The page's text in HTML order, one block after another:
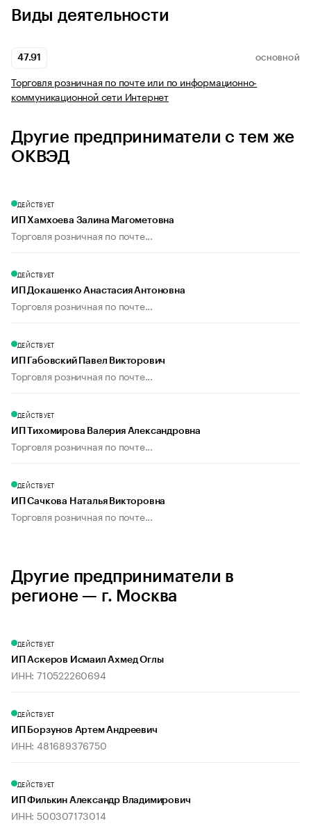
Виды деятельности
47.91 ОСНОВНОЙ
Торговля розничная по почте или по информационно-
коммуникационной сети Интернет
Другие предприниматели с тем же
ОКВЭД
ДЕЙСТВУЕТ
ИП Хамхоева Залина Магометовна
Торговля розничная по почте...
ДЕЙСТВУЕТ
ИП Докашенко Анастасия Антоновна
Торговля розничная по почте...
ДЕЙСТВУЕТ
ИП Габовский Павел Викторович
Торговля розничная по почте...
ДЕЙСТВУЕТ
ИП Тихомирова Валерия Александровна
Торговля розничная по почте...
ДЕЙСТВУЕТ
ИП Сачкова Наталья Викторовна
Торговля розничная по почте...
Другие предприниматели в
регионе — г. Москва
ДЕЙСТВУЕТ
ИП Аскеров Исмаил Ахмед Оглы
ИНН: 710522260694
ДЕЙСТВУЕТ
ИП Борзунов Артем Андреевич
ИНН: 481689376750
ДЕЙСТВУЕТ
ИП Филькин Александр Владимирович
ИНН: 500307173014